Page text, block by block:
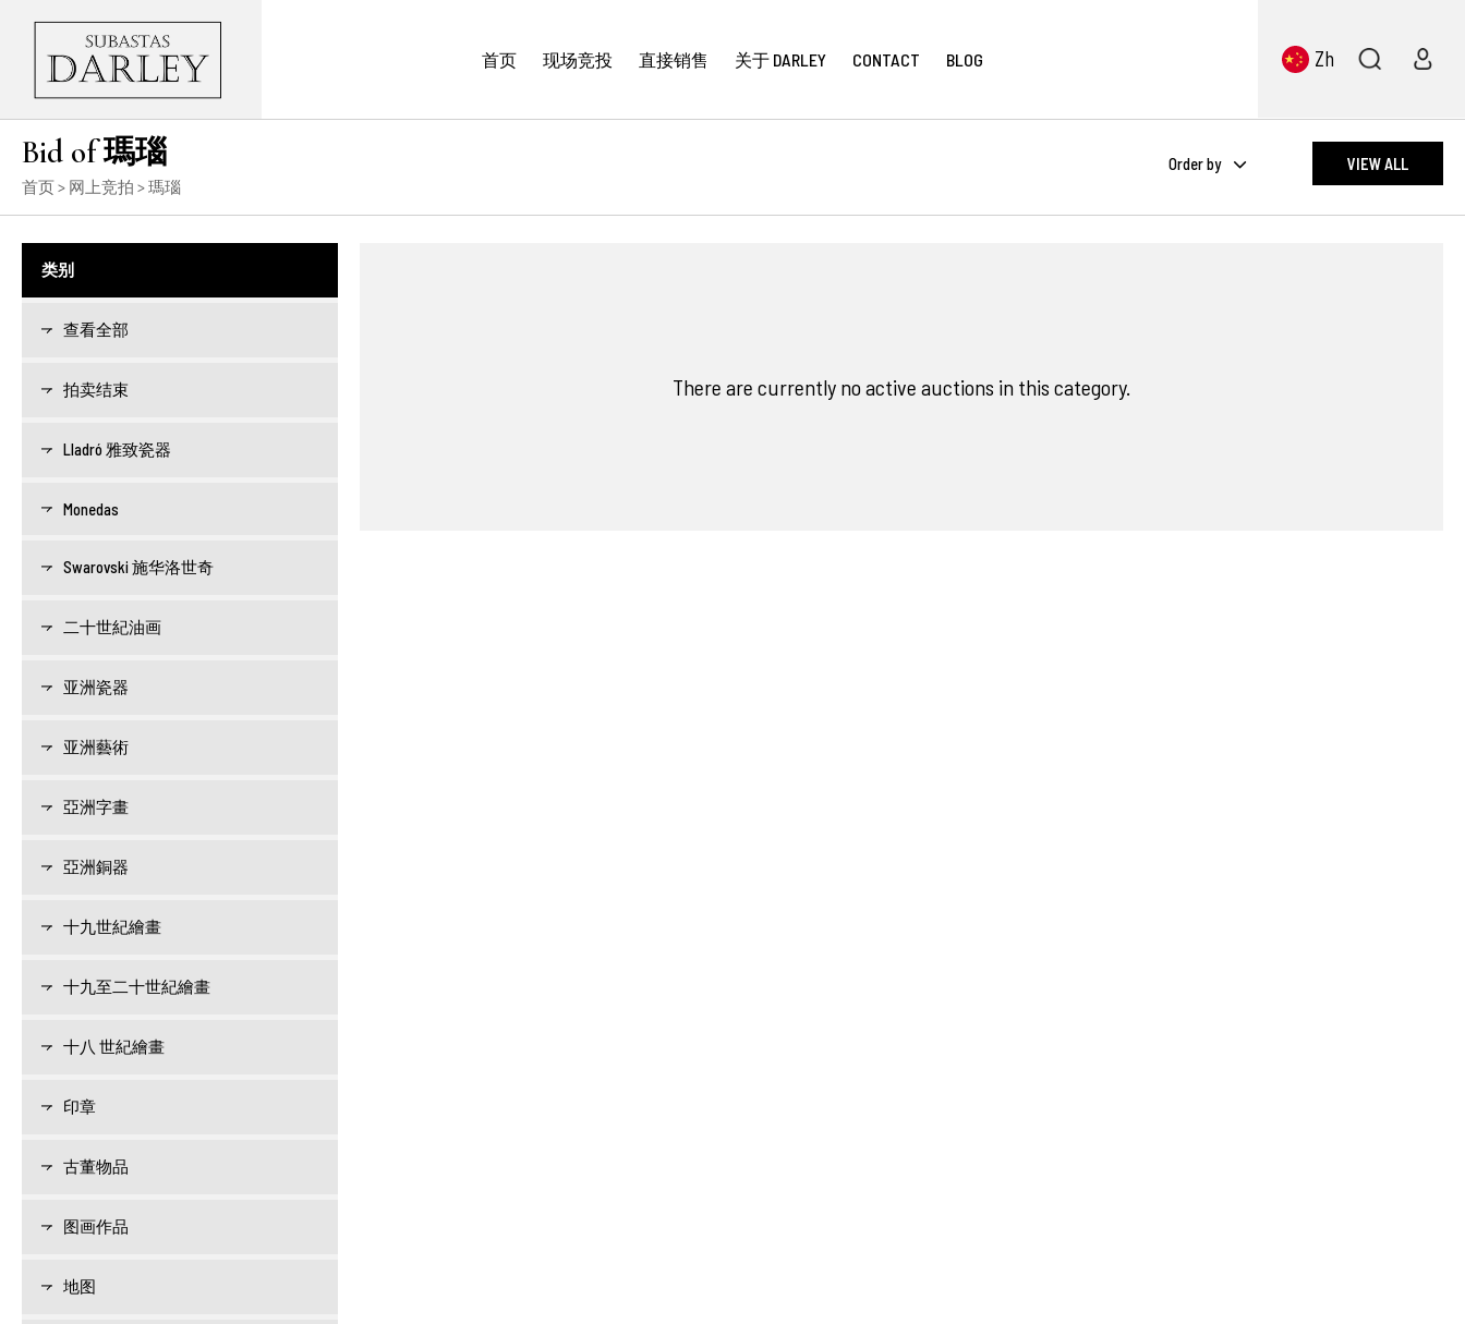
首页 现场竞投 直接销售 关于 DARLEY CONTACT BLOG Zh
Bid of 瑪瑙
首页> 网上竞拍 > 瑪瑙
Order by VIEW ALL
类别
查看全部
拍卖结束
Lladró 雅致瓷器
Monedas
Swarovski 施华洛世奇
二十世紀油画
亚洲瓷器
亚洲藝術
亞洲字畫
亞洲銅器
十九世紀繪畫
十九至二十世紀繪畫
十八 世紀繪畫
印章
古董物品
图画作品
地图
There are currently no active auctions in this category.